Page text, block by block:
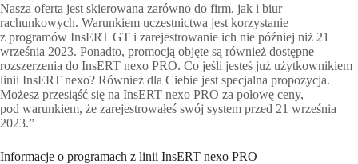
Nasza oferta jest skierowana zarówno do firm, jak i biur
rachunkowych. Warunkiem uczestnictwa jest korzystanie
z programów InsERT GT i zarejestrowanie ich nie później niż 21
września 2023. Ponadto, promocją objęte są również dostępne
rozszerzenia do InsERT nexo PRO. Co jeśli jesteś już użytkownikiem
linii InsERT nexo? Również dla Ciebie jest specjalna propozycja.
Możesz przesiąść się na InsERT nexo PRO za połowę ceny,
pod warunkiem, że zarejestrowałeś swój system przed 21 września
2023.”
Informacje o programach z linii InsERT nexo PRO